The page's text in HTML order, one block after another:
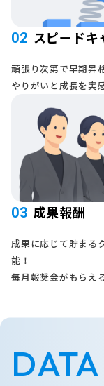
02 スピードキ
頑張り次第で早期昇
やりがいと成長を実
03 成果報酬
成果に応じて貯まる
能！
毎月報奨金がもらえ
DATA